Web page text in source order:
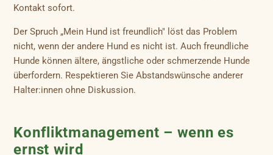
Kontakt sofort.
Der Spruch „Mein Hund ist freundlich" löst das Problem
nicht, wenn der andere Hund es nicht ist. Auch freundliche
Hunde können ältere, ängstliche oder schmerzende Hunde
überfordern. Respektieren Sie Abstandswünsche anderer
Halter:innen ohne Diskussion.
Konfliktmanagement – wenn es
ernst wird